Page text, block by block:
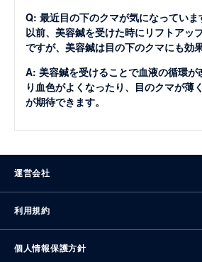
Q: 最近目の下のクマが気になっていま
以前、美容鍼を受けた時にリフトアッ
ですが、美容鍼は目の下のクマにも効
A: 美容鍼を受けることで血液の循環が
り血色がよくなったり、目のクマが薄
が期待できます。
運営会社
利用規約
個人情報保護方針